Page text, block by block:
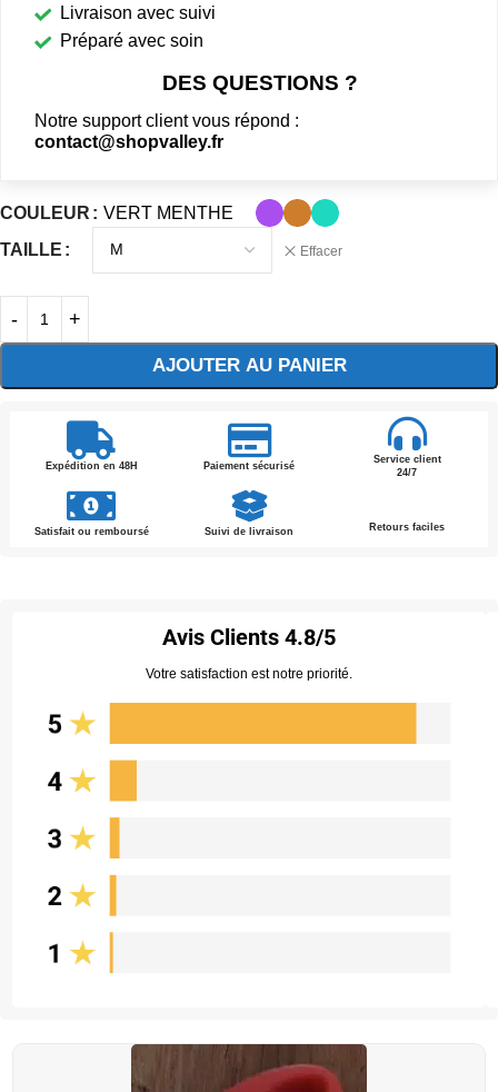
Livraison avec suivi
Préparé avec soin
DES QUESTIONS ?
Notre support client vous répond :
contact@shopvalley.fr
COULEUR
VERT MENTHE
TAILLE
Effacer
AJOUTER AU PANIER
Expédition en 48H Paiement sécurisé
Service client
24/7
Satisfait ou remboursé Suivi de livraison Retours faciles
Avis Clients 4.8/5
Votre satisfaction est notre priorité.